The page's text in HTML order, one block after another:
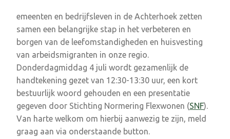
emeenten en bedrijfsleven in de Achterhoek zetten
samen een belangrijke stap in het verbeteren en
borgen van de leefomstandigheden en huisvesting
van arbeidsmigranten in onze regio.
Donderdagmiddag 4 juli wordt gezamenlijk de
handtekening gezet van 12:30-13:30 uur, een kort
bestuurlijk woord gehouden en een presentatie
gegeven door Stichting Normering Flexwonen (SNF).
Van harte welkom om hierbij aanwezig te zijn, meld
graag aan via onderstaande button.